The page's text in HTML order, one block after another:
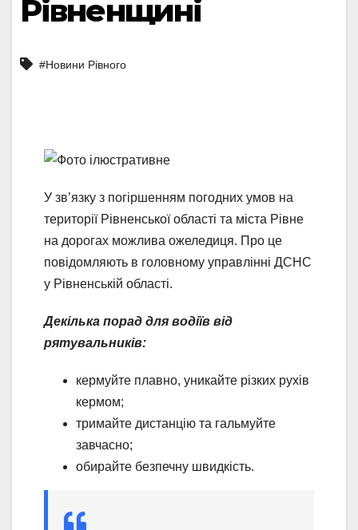
Рівненщині
#Новини Рівного
У зв’язку з погіршенням погодних умов на
території Рівненської області та міста Рівне
на дорогах можлива ожеледиця. Про це
повідомляють в головному управлінні ДСНС
у Рівненській області.
Декілька порад для водіїв від
рятувальників:
кермуйте плавно, уникайте різких рухів
кермом;
тримайте дистанцію та гальмуйте
завчасно;
обирайте безпечну швидкість.